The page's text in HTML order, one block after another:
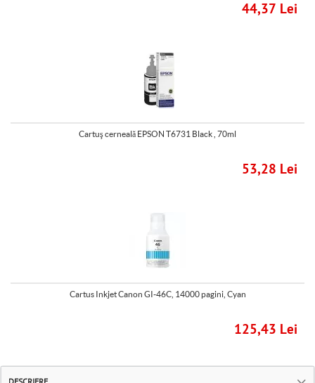
44,37 Lei
Cartuş cerneală EPSON T6731 Black , 70ml
53,28 Lei
Cartus Inkjet Canon GI-46C, 14000 pagini, Cyan
125,43 Lei